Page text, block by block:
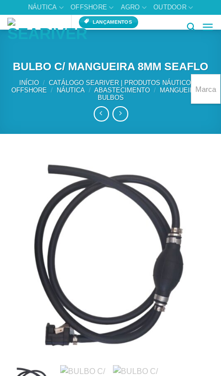
content
NÁUTICA OFFSHORE AGRO OUTDOOR
LANÇAMENTOS
BULBO C/ MANGUEIRA 8MM SEAFLO
INÍCIO / CATÁLOGO SEARIVER | PRODUTOS NÁUTICOS E
OFFSHORE / NÁUTICA / ABASTECIMENTO /
MANGUEIRAS E
BULBOS
Marca